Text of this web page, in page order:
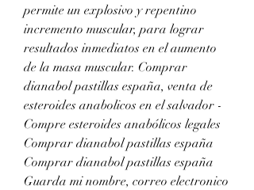
permite un explosivo y repentino
incremento muscular, para lograr
resultados inmediatos en el aumento
de la masa muscular. Comprar
dianabol pastillas españa, venta de
esteroides anabolicos en el salvador -
Compre esteroides anabólicos legales
Comprar dianabol pastillas españa
Comprar dianabol pastillas españa
Guarda mi nombre, correo electronico